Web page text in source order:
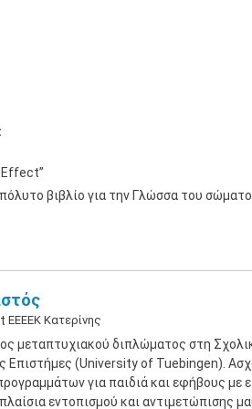
βιβλίο για την Γλώσσα του
ΕΕΕΕΚ Κατερίνης
μεταπτυχιακού διπλώματος στη
Επιστήμες (University of Tuebingen).
για παιδιά και εφήβους με
εντοπισμού και αντιμετώπισης